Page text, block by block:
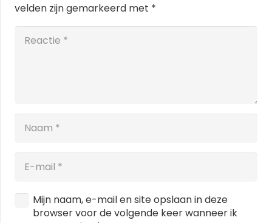
velden zijn gemarkeerd met *
Mijn naam, e-mail en site opslaan in deze
browser voor de volgende keer wanneer ik